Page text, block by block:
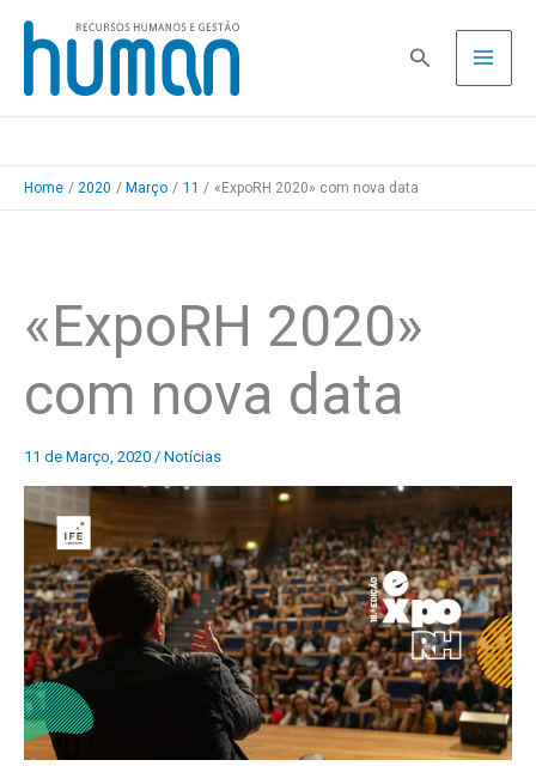
Skip
content
Pesquisa
Home 2020 Março 11 «ExpoRH 2020» com nova data
«ExpoRH 2020»
com nova data
11 de Março, 2020 / Notícias